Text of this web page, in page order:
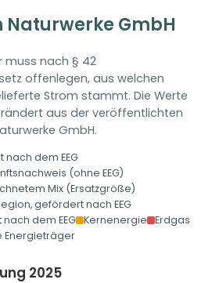
Naturwerke GmbH
muss nach § 42
offenlegen, aus welchen
Strom stammt. Die Werte
aus der veröffentlichten
GmbH.
dem EEG
(ohne EEG)
Mix (Ersatzgröße)
gefördert nach EEG
dem EEG Kernenergie Erdgas
Energieträger
2025